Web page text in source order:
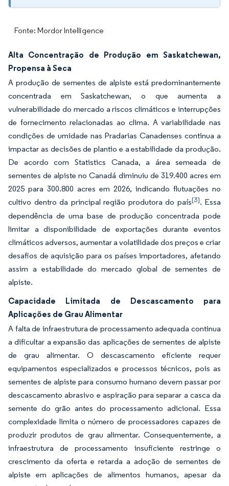
Fonte: Mordor Intelligence
Alta Concentração de Produção em Saskatchewan,
Propensa à Seca
A produção de sementes de alpiste está predominantemente
concentrada em Saskatchewan, o que aumenta a
vulnerabilidade do mercado a riscos climáticos e interrupções
de fornecimento relacionadas ao clima. A variabilidade nas
condições de umidade nas Pradarias Canadenses continua a
impactar as decisões de plantio e a estabilidade da produção.
De acordo com Statistics Canada, a área semeada de
sementes de alpiste no Canadá diminuiu de 319.400 acres em
2025 para 300.800 acres em 2026, indicando flutuações no
cultivo dentro da principal região produtora do país[3]. Essa
dependência de uma base de produção concentrada pode
limitar a disponibilidade de exportações durante eventos
climáticos adversos, aumentar a volatilidade dos preços e criar
desafios de aquisição para os países importadores, afetando
assim a estabilidade do mercado global de sementes de
alpiste.
Capacidade Limitada de Descascamento para
Aplicações de Grau Alimentar
A falta de infraestrutura de processamento adequada continua
a dificultar a expansão das aplicações de sementes de alpiste
de grau alimentar. O descascamento eficiente requer
equipamentos especializados e processos técnicos, pois as
sementes de alpiste para consumo humano devem passar por
descascamento abrasivo e aspiração para separar a casca da
semente do grão antes do processamento adicional. Essa
complexidade limita o número de processadores capazes de
produzir produtos de grau alimentar. Consequentemente, a
infraestrutura de processamento insuficiente restringe o
crescimento da oferta e retarda a adoção de sementes de
alpiste em aplicações de alimentos humanos, apesar da